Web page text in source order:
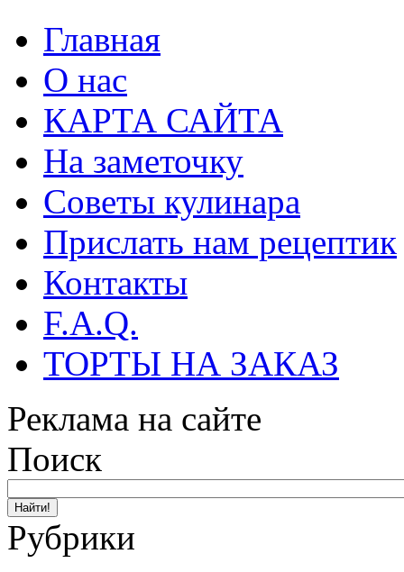
Главная
О нас
КАРТА САЙТА
На заметочку
Советы кулинара
Прислать нам рецептик
Контакты
F.A.Q.
ТОРТЫ НА ЗАКАЗ
Реклама на сайте
Поиск
Рубрики